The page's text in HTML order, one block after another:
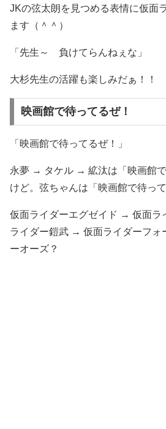
JKの弦太朗を見つめる表情に仮面
ます（＾＾）
「先生～ 負けてらんねぇな」
大杉先生の活躍も楽しみだぁ！！
映画館で待ってるぜ！
「映画館で待ってるぜ！」
永夢 → タケル → 絋汰は「映画館
けど。弦ちゃんは「映画館で待って
仮面ライダーエグゼイド → 仮面
ライダー鎧武 → 仮面ライダーフォ
ーオーズ？